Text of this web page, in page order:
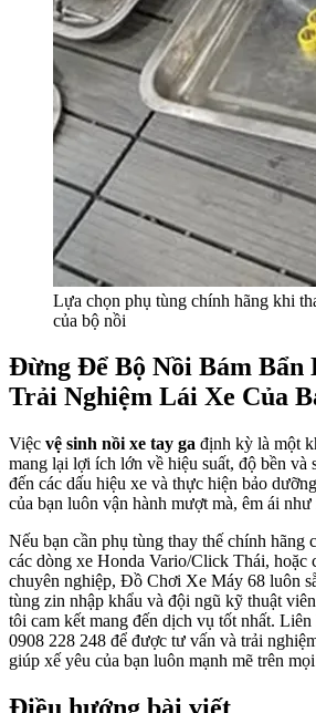
Lựa chọn phụ tùng chính hãng khi
của bộ nồi
Đừng Để Bộ Nồi Bám Bẩn
Trải Nghiệm Lái Xe Của
Việc vệ sinh nồi xe tay ga định kỳ là một
mang lại lợi ích lớn về hiệu suất, độ bền và
đến các dấu hiệu xe và thực hiện bảo
của bạn luôn vận hành mượt mà, êm ái như
Nếu bạn cần phụ tùng thay thế chính hãng
các dòng xe Honda Vario/Click Thái, hoặc
chuyên nghiệp, Đồ Chơi Xe Máy 68 luôn
tùng zin nhập khẩu và đội ngũ kỹ thuật
tôi cam kết mang đến dịch vụ tốt nhất.
0908 228 248 để được tư vấn và trải
giúp xế yêu của bạn luôn mạnh mẽ trên